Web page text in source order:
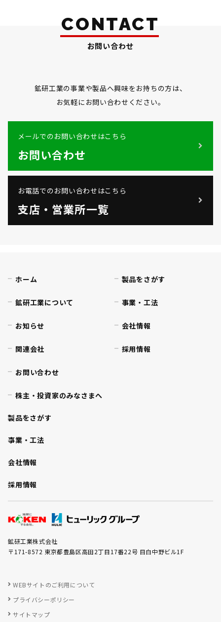
CONTACT
お問い合わせ
鉱研工業の事業や製品へ興味をお持ちの方は、
お気軽にお問い合わせください。
メールでのお問い合わせはこちら
お問い合わせ
お電話でのお問い合わせはこちら
支店・営業所一覧
ホーム
鉱研工業について
お知らせ
関連会社
製品をさがす
事業・工法
会社情報
採用情報
お問い合わせ
株主・投資家のみなさまへ
製品をさがす
事業・工法
会社情報
採用情報
鉱研工業株式会社
〒171-8572 東京都豊島区高田2丁目17番22号 目白中野ビル1F
WEBサイトのご利用について
プライバシーポリシー
サイトマップ